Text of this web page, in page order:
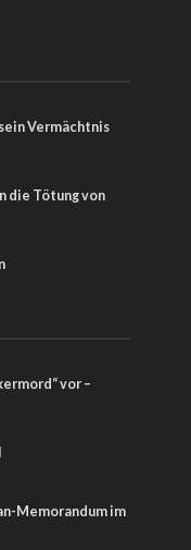
Vermächtnis
die Tötung von
vor –
Memorandum im